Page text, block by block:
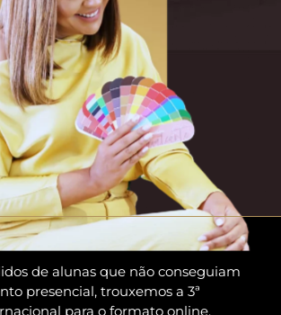
de alunas que não conseguiam
presencial, trouxemos a 3ª
para o formato online,